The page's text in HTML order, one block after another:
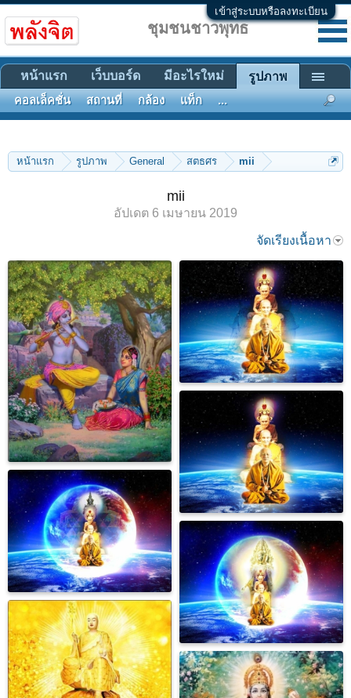
เข้าสู่ระบบหรือลงทะเบียน
หน้าแรก รูปภาพ General สตธศร mii
mii
อัปเดต 6 เมษายน 2019
จัดเรียงเนื้อหา
ชุมชนชาวพุทธ
หน้าแรก เว็บบอร์ด มีอะไรใหม่ รูปภาพ
คอลเล็คชั่น สถานที่ กล้อง แท็ก ...